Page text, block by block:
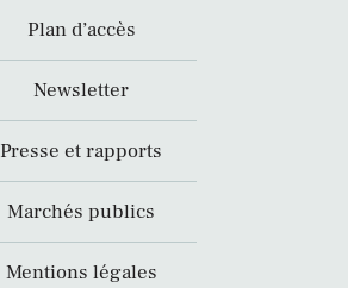
Plan d’accès
Newsletter
Presse et rapports
Marchés publics
Mentions légales